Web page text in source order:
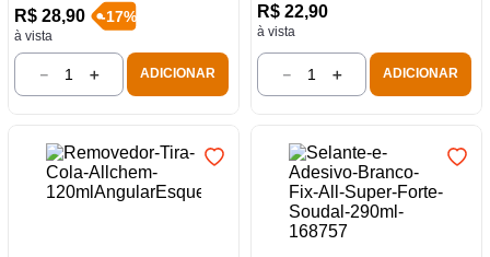
R$ 28,90
à vista
-17%
＋
－ ADICIONAR
R$ 22,90
à vista
＋
－ ADICIONAR